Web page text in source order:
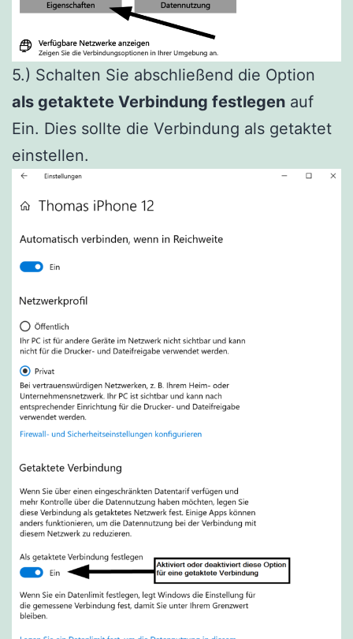
5.) Schalten Sie abschließend die Option
als getaktete Verbindung festlegen auf
Ein. Dies sollte die Verbindung als getaktet
einstellen.